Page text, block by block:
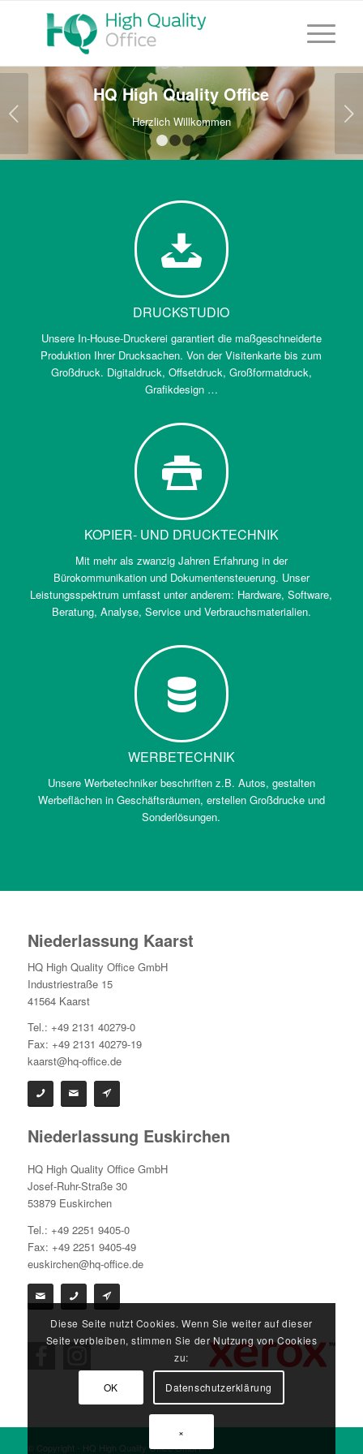
HQ High Quality Office
Herzlich Willkommen Weiter
1 2 3 4
DRUCKSTUDIO
Unsere In-House-Druckerei garantiert die maßgeschneiderte
Produktion Ihrer Drucksachen. Von der Visitenkarte bis zum
Großdruck. Digitaldruck, Offsetdruck, Großformatdruck,
Grafikdesign …
KOPIER- UND DRUCKTECHNIK
Mit mehr als zwanzig Jahren Erfahrung in der
Bürokommunikation und Dokumentensteuerung. Unser
Leistungsspektrum umfasst unter anderem: Hardware, Software,
Beratung, Analyse, Service und Verbrauchsmaterialien.
WERBETECHNIK
Unsere Werbetechniker beschriften z.B. Autos, gestalten
Werbeflächen in Geschäftsräumen, erstellen Großdrucke und
Sonderlösungen.
Niederlassung Kaarst
HQ High Quality Office GmbH
Industriestraße 15
41564 Kaarst
Tel.: +49 2131 40279-0
Fax: +49 2131 40279-19
kaarst@hq-office.de
Niederlassung Euskirchen
HQ High Quality Office GmbH
Josef-Ruhr-Straße 30
53879 Euskirchen
Tel.: +49 2251 9405-0
Fax: +49 2251 9405-49
euskirchen@hq-office.de
© Copyright - HQ High Quality Office GmbH
Diese Seite nutzt Cookies. Wenn Sie weiter auf dieser
Seite verbleiben, stimmen Sie der Nutzung von Cookies
zu:
OK Datenschutzerklärung
×